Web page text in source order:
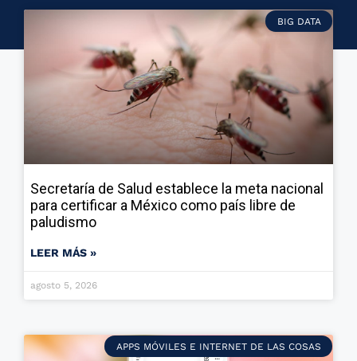
BIG DATA
Secretaría de Salud establece la meta nacional
para certificar a México como país libre de
paludismo
LEER MÁS »
agosto 5, 2026
APPS MÓVILES E INTERNET DE LAS COSAS